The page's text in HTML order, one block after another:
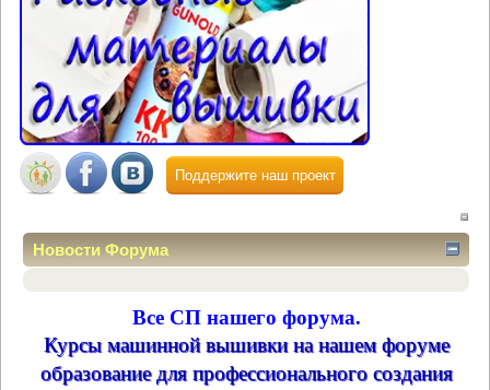
Поддержите наш проект
Новости Форума
Все СП нашего форума.
Курсы машинной вышивки на нашем форуме
образование для профессионального создания